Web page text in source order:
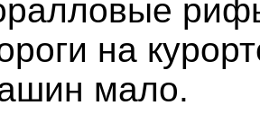
на
мало.